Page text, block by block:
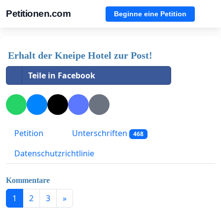
Petitionen.com Beginne eine Petition
Erhalt der Kneipe Hotel zur Post!
Teile in Facebook
Petition Unterschriften 468
Datenschutzrichtlinie
Kommentare
1 2 3 »